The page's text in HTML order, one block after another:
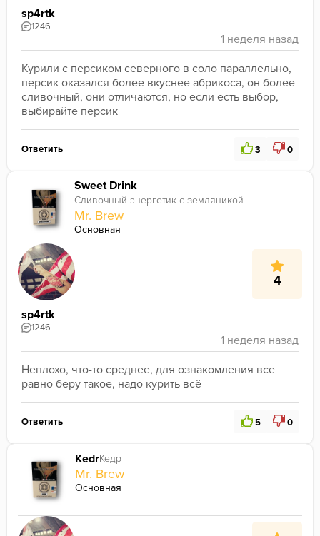
sp4rtk
1246
Курили с персиком северного в соло параллельно,
персик оказался более вкуснее абрикоса, он более
сливочный, они отличаются, но если есть выбор,
выбирайте персик
Ответить 3 0
Sweet Drink
Сливочный энергетик с земляникой
Mr. Brew
Основная
4
sp4rtk
1246
Неплохо, что-то среднее, для ознакомления все
равно беру такое, надо курить всё
Ответить 5 0
KedrКедр
Mr. Brew
Основная